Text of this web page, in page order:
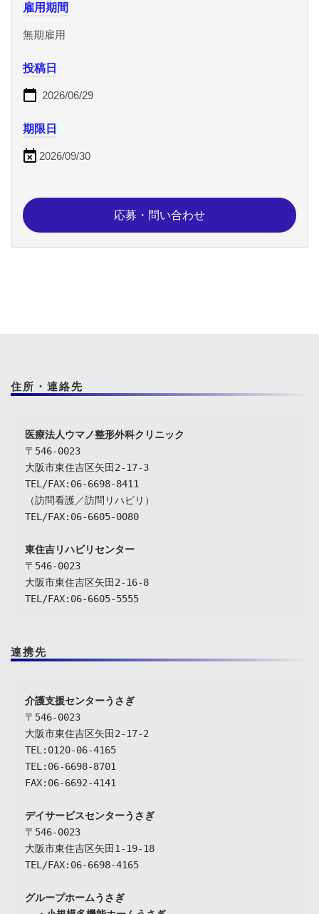
雇用期間
無期雇用
投稿日
2026/06/29
期限日
2026/09/30
応募・問い合わせ
住所・連絡先
〒546-0023
大阪市東住吉区矢田2-17-3
TEL/FAX:06-6698-8411
（訪問看護／訪問リハビリ）
TEL/FAX:06-6605-0080
東住吉リハビリセンター
〒546-0023
大阪市東住吉区矢田2-16-8
TEL/FAX:06-6605-5555
連携先
介護支援センターうさぎ
〒546-0023
大阪市東住吉区矢田2-17-2
TEL:0120-06-4165
TEL:06-6698-8701
FAX:06-6692-4141
デイサービスセンターうさぎ
〒546-0023
大阪市東住吉区矢田1-19-18
TEL/FAX:06-6698-4165
グループホームうさぎ